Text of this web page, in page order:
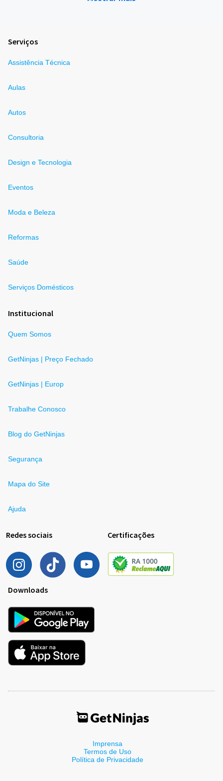
Serviços
Assistência Técnica
Aulas
Autos
Consultoria
Design e Tecnologia
Eventos
Moda e Beleza
Reformas
Saúde
Serviços Domésticos
Institucional
Quem Somos
GetNinjas | Preço Fechado
GetNinjas | Europ
Trabalhe Conosco
Blog do GetNinjas
Segurança
Mapa do Site
Ajuda
Redes sociais Certificações
Downloads
Imprensa
Termos de Uso
Política de Privacidade